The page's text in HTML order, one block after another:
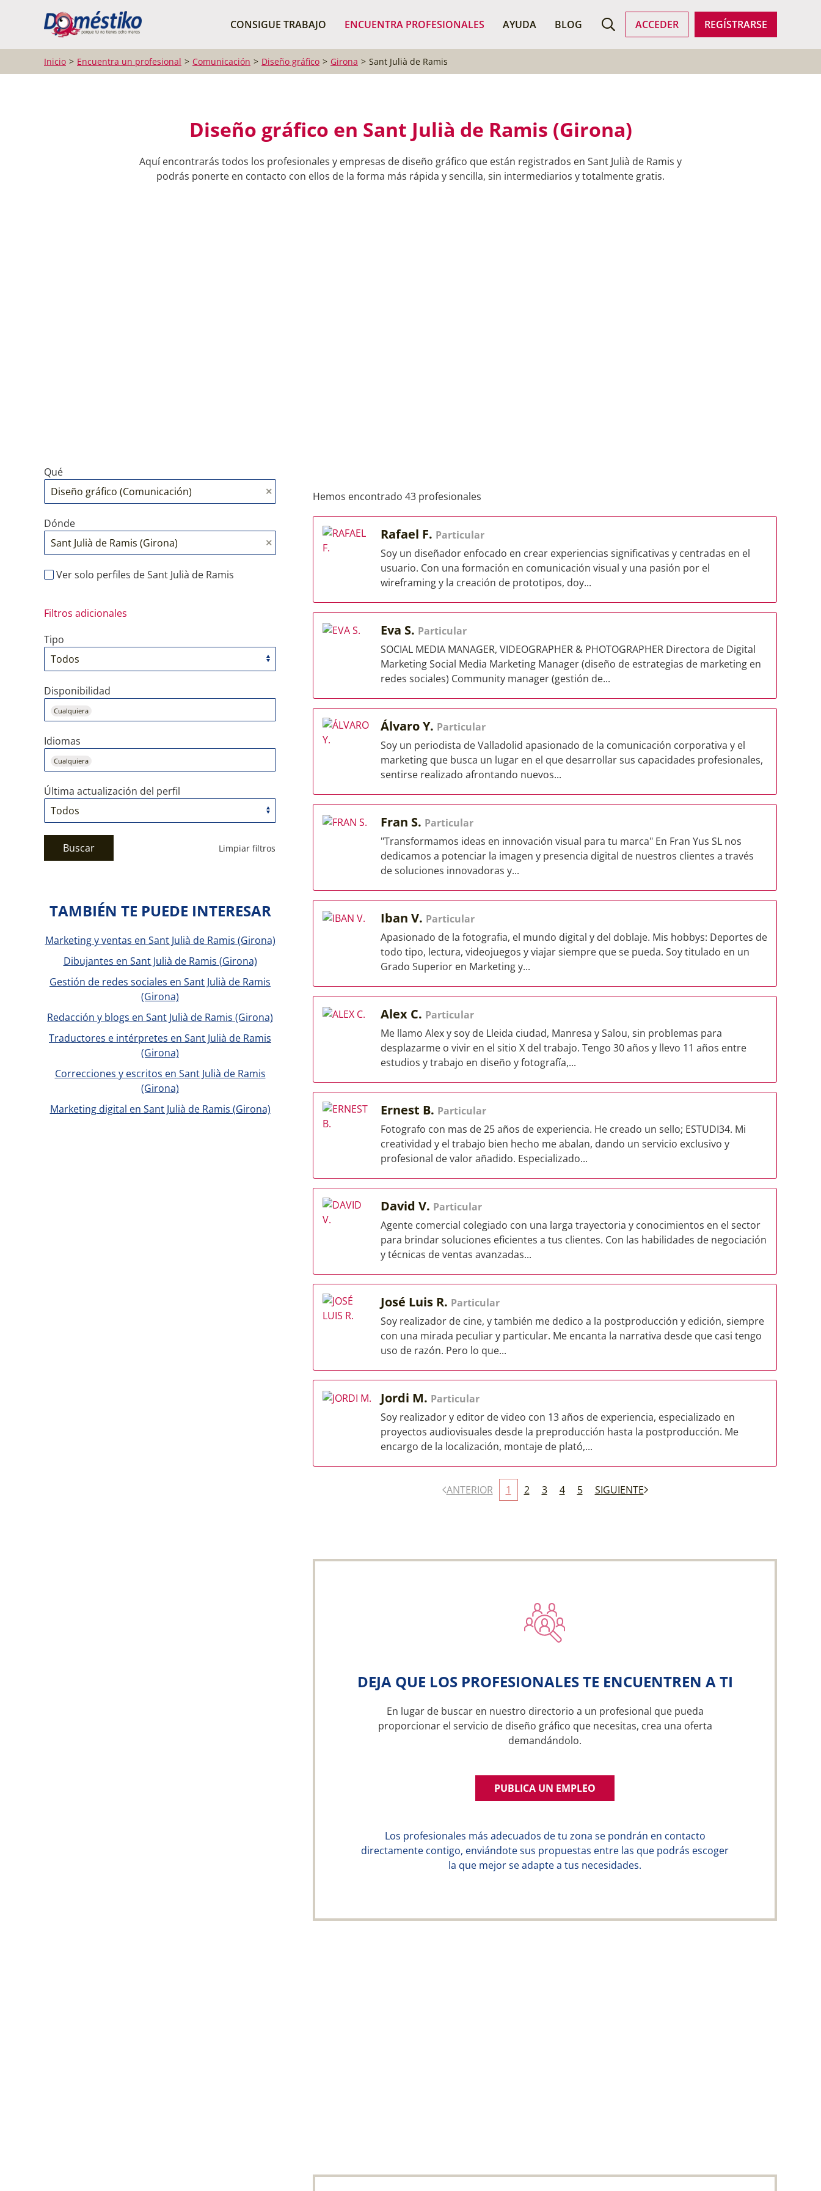
CONSIGUE TRABAJO ENCUENTRA PROFESIONALES AYUDA BLOG ACCEDER REGÍSTRARSE
BUSCAR PROFESIONALES
Inicio Encuentra un profesional Comunicación Diseño gráfico Girona Sant Julià de Ramis
Diseño gráfico en Sant Julià de Ramis (Girona)
Aquí encontrarás todos los profesionales y empresas de diseño gráfico que están registrados en Sant Julià de Ramis y
podrás ponerte en contacto con ellos de la forma más rápida y sencilla, sin intermediarios y totalmente gratis.
Qué
Dónde
Ver solo perfiles de Sant Julià de Ramis
Filtros adicionales
Tipo
Disponibilidad
Cualquiera
Idiomas
Cualquiera
Última actualización del perfil
Buscar Limpiar filtros
Hemos encontrado 43 profesionales
Rafael F. Particular
Soy un diseñador enfocado en crear experiencias significativas y centradas en el
usuario. Con una formación en comunicación visual y una pasión por el
wireframing y la creación de prototipos, doy...
Eva S. Particular
SOCIAL MEDIA MANAGER, VIDEOGRAPHER & PHOTOGRAPHER Directora de Digital
Marketing Social Media Marketing Manager (diseño de estrategias de marketing en
redes sociales) Community manager (gestión de...
Álvaro Y. Particular
Soy un periodista de Valladolid apasionado de la comunicación corporativa y el
marketing que busca un lugar en el que desarrollar sus capacidades profesionales,
sentirse realizado afrontando nuevos...
Fran S. Particular
"Transformamos ideas en innovación visual para tu marca" En Fran Yus SL nos
dedicamos a potenciar la imagen y presencia digital de nuestros clientes a través
de soluciones innovadoras y...
Iban V. Particular
Apasionado de la fotografia, el mundo digital y del doblaje. Mis hobbys: Deportes de
todo tipo, lectura, videojuegos y viajar siempre que se pueda. Soy titulado en un
Grado Superior en Marketing y...
Alex C. Particular
Me llamo Alex y soy de Lleida ciudad, Manresa y Salou, sin problemas para
desplazarme o vivir en el sitio X del trabajo. Tengo 30 años y llevo 11 años entre
estudios y trabajo en diseño y fotografía,...
Ernest B. Particular
Fotografo con mas de 25 años de experiencia. He creado un sello; ESTUDI34. Mi
creatividad y el trabajo bien hecho me abalan, dando un servicio exclusivo y
profesional de valor añadido. Especializado...
David V. Particular
Agente comercial colegiado con una larga trayectoria y conocimientos en el sector
para brindar soluciones eficientes a tus clientes. Con las habilidades de negociación
y técnicas de ventas avanzadas...
José Luis R. Particular
Soy realizador de cine, y también me dedico a la postproducción y edición, siempre
con una mirada peculiar y particular. Me encanta la narrativa desde que casi tengo
uso de razón. Pero lo que...
Jordi M. Particular
Soy realizador y editor de video con 13 años de experiencia, especializado en
proyectos audiovisuales desde la preproducción hasta la postproducción. Me
encargo de la localización, montaje de plató,...
ANTERIOR 1 2 3 4 5 SIGUIENTE
DEJA QUE LOS PROFESIONALES TE ENCUENTREN A TI
En lugar de buscar en nuestro directorio a un profesional que pueda
proporcionar el servicio de diseño gráfico que necesitas, crea una oferta
demandándolo.
PUBLICA UN EMPLEO
Los profesionales más adecuados de tu zona se pondrán en contacto
directamente contigo, enviándote sus propuestas entre las que podrás escoger
la que mejor se adapte a tus necesidades.
TAMBIÉN TE PUEDE INTERESAR
Marketing y ventas en Sant Julià de Ramis (Girona)
Dibujantes en Sant Julià de Ramis (Girona)
Gestión de redes sociales en Sant Julià de Ramis
(Girona)
Redacción y blogs en Sant Julià de Ramis (Girona)
Traductores e intérpretes en Sant Julià de Ramis
(Girona)
Correcciones y escritos en Sant Julià de Ramis
(Girona)
Marketing digital en Sant Julià de Ramis (Girona)